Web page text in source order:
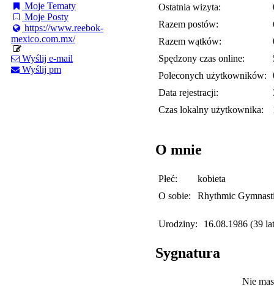
Moje Tematy
Moje Posty
https://www.reebok-
mexico.com.mx/
Wyślij e-mail
Wyślij pm
Ostatnia wizyta:
Razem postów:
Razem wątków:
Spędzony czas online:
Poleconych użytkowników:
Data rejestracji:
Czas lokalny użytkownika:
O mnie
Płeć:
kobieta
O sobie:
Rhythmic
Urodziny: 16.08.1986 (39
Sygnatura
Nie